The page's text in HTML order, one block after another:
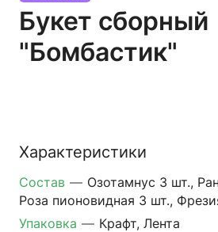
Букет сборный
"Бомбастик"
Характеристики
Состав — Озотамнус 3 шт.,
Роза пионовидная 3 шт.,
Упаковка — Крафт, Лента